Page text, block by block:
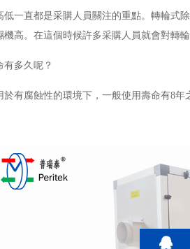
低一直都是采購人員關注的重點。轉輪式
機高。在這個時候許多采購人員就會對轉
有多久呢？
有腐蝕性的環境下，一般使用壽命有8